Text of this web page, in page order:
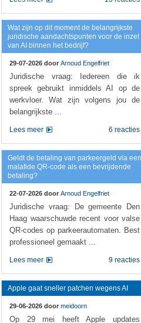
Wat zijn op dit moment de belangrijkste
juridische aandachtspunten voor de inzet
van AI binnen het bedrijf?
29-07-2026 door Arnoud Engelfriet
Juridische vraag: Iedereen die ik
spreek gebruikt inmiddels AI op de
werkvloer. Wat zijn volgens jou de
belangrijkste ...
6 reacties
Lees meer
Geldt de betaling van parkeergeld via een
malafide QR-code als een bevrijdende
betaling?
22-07-2026 door Arnoud Engelfriet
Juridische vraag: De gemeente Den
Haag waarschuwde recent voor valse
QR-codes op parkeerautomaten. Best
professioneel gemaakt ...
9 reacties
Lees meer
Apple gaat sneller patchen wegens AI
29-06-2026 door meidoorn
Op 29 mei heeft Apple updates